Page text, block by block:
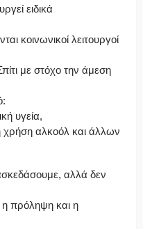
ειδικά
κοινωνικοί λειτουργοί
με στόχο την άμεση
υγεία,
χρήση αλκοόλ και άλλων
αλλά δεν
πρόληψη και η